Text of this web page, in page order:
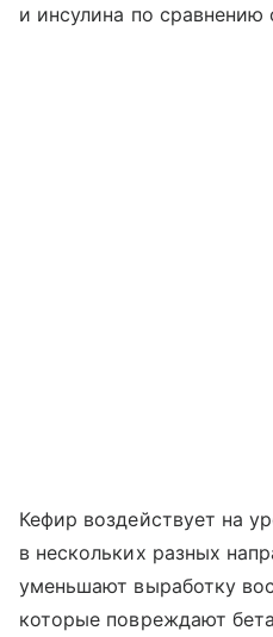
и инсулина по сравнению
Кефир воздействует на
в нескольких разных
уменьшают выработку
которые повреждают